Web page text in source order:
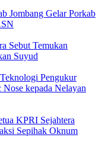
Jombang Gelar Porkab
Sebut Temukan
Suyud
Pengukur
kepada Nelayan
KPRI Sejahtera
Sepihak Oknum